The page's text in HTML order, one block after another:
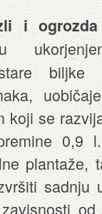
i
biljke
koji se
0,9
plantaže,
sadnju